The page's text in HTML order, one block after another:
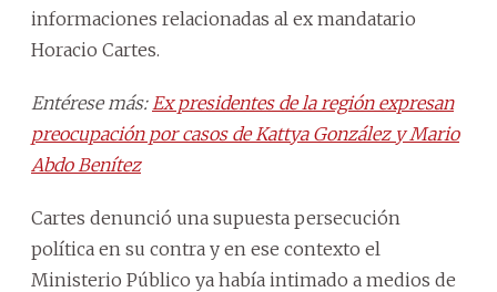
informaciones relacionadas al ex mandatario
Horacio Cartes.
Entérese más: Ex presidentes de la región expresan
preocupación por casos de Kattya González y Mario
Abdo Benítez
Cartes denunció una supuesta persecución
política en su contra y en ese contexto el
Ministerio Público ya había intimado a medios de